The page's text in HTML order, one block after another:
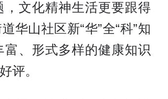
文化精神生活更要跟得
华山社区新“华”全“科”知
、形式多样的健康知识
评。